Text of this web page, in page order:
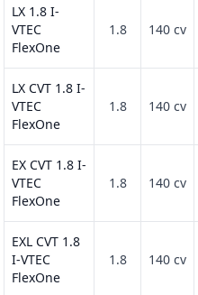
LX 1.8 I-
VTEC
FlexOne
1.8 140 cv
LX CVT 1.8 I-
VTEC
FlexOne
1.8 140 cv
EX CVT 1.8 I-
VTEC
FlexOne
1.8 140 cv
EXL CVT 1.8
I-VTEC
FlexOne
1.8 140 cv